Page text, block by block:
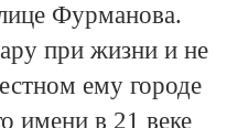
Фурманова.
при жизни и не
ему городе
имени в 21 веке